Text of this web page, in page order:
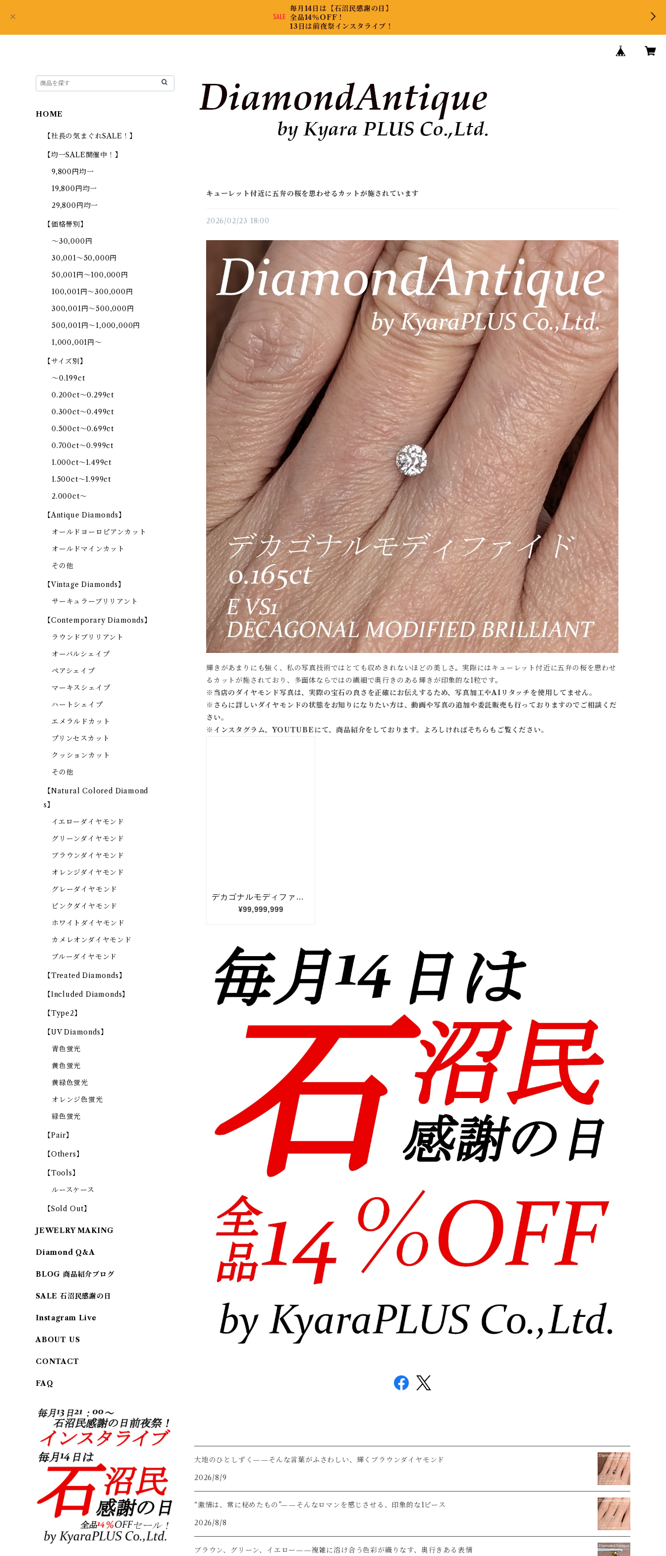
毎月14日は【石沼民感謝の日】
全品14％OFF！
13日は前夜祭インスタライブ！
キューレット付近に五弁の桜を思わせるカットが施されています
2026/02/23 18:00
輝きがあまりにも強く、私の写真技術ではとても収めきれないほどの美しさ。実際にはキューレット付近に五弁の桜を思わせ
るカットが施されており、多面体ならではの繊細で奥行きのある輝きが印象的な1粒です。
※当店のダイヤモンド写真は、実際の宝石の良さを正確にお伝えするため、写真加工やAIリタッチを使用してません。
※ さらに詳しいダイヤモンドの状態をお知りになりたい方は、動画や写真の追加や委託販売も行っておりますのでご相談くだ
さい。
※ インスタグラム、YOUTUBEにて、商品紹介をしております。よろしければそちらもご覧ください。
大地のひとしずく——そんな言葉がふさわしい、輝くブラウンダイヤモンド
2026/8/9
“激情は、常に秘めたもの”——そんなロマンを感じさせる、印象的な1ピース
2026/8/8
ブラウン、グリーン、イエロー——複雑に溶け合う色彩が織りなす、奥行きある表情
HOME
【社長の気まぐれSALE！】
【均一SALE開催中！】
9,800円均一
19,800円均一
29,800円均一
【価格帯別】
～30,000円
30,001～50,000円
50,001円～100,000円
100,001円～300,000円
300,001円～500,000円
500,001円～1,000,000円
1,000,001円～
【サイズ別】
～0.199ct
0.200ct～0.299ct
0.300ct～0.499ct
0.500ct～0.699ct
0.700ct～0.999ct
1.000ct～1.499ct
1.500ct～1.999ct
2.000ct～
【Antique Diamonds】
オールドヨーロピアンカット
オールドマインカット
その他
【Vintage Diamonds】
サーキュラーブリリアント
【Contemporary Diamonds】
ラウンドブリリアント
オーバルシェイプ
ペアシェイプ
マーキスシェイプ
ハートシェイプ
エメラルドカット
プリンセスカット
クッションカット
その他
【Natural Colored Diamond
s】
イエローダイヤモンド
グリーンダイヤモンド
ブラウンダイヤモンド
オレンジダイヤモンド
グレーダイヤモンド
ピンクダイヤモンド
ホワイトダイヤモンド
カメレオンダイヤモンド
ブルーダイヤモンド
【Treated Diamonds】
【Included Diamonds】
【Type2】
【UV Diamonds】
青色蛍光
黄色蛍光
黄緑色蛍光
オレンジ色蛍光
緑色蛍光
【Pair】
【Others】
【Tools】
ルースケース
【Sold Out】
JEWELRY MAKING
Diamond Q&A
BLOG 商品紹介ブログ
SALE 石沼民感謝の日
Instagram Live
ABOUT US
CONTACT
FAQ